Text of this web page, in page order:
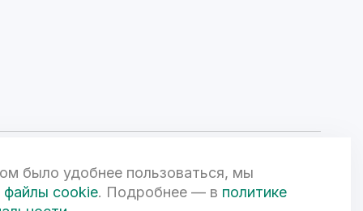
Федерации и может быть изменена по усмотрению компании.
офертой. 3D-визуализации объектов жилой и коммерческой
было удобнее пользоваться, мы
файлы cookie. Подробнее — в политике